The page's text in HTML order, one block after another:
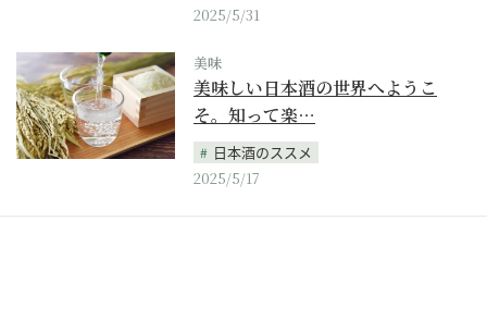
2025/5/31
美味
美味しい日本酒の世界へようこ
そ。知って楽…
日本酒のススメ
2025/5/17